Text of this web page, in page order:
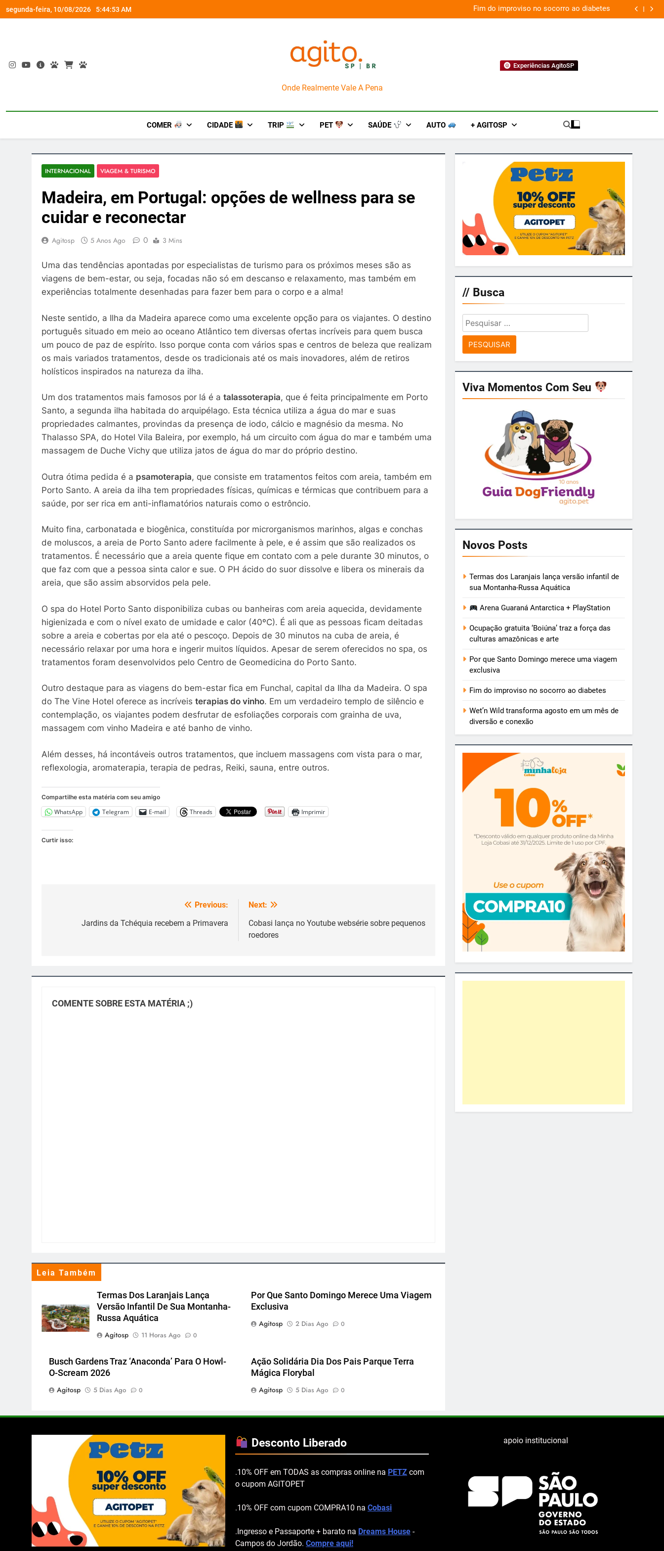
to
segunda-feira, 10/08/2026 5:44:54 AM
amazônicas e arte Fim do improviso no socorro ao diabetes
AgitoSP
Onde Realmente Vale A Pena
Experiências AgitoSP
COMER CIDADE TRIP PET SAÚDE AUTO + AGITOSP
INTERNACIONAL VIAGEM & TURISMO
Madeira, em Portugal: opções de wellness para se
cuidar e reconectar
Agitosp 5 Anos Ago 0 3 Mins
Uma das tendências apontadas por especialistas de turismo para os próximos meses são as
viagens de bem-estar, ou seja, focadas não só em descanso e relaxamento, mas também em
experiências totalmente desenhadas para fazer bem para o corpo e a alma!
Neste sentido, a Ilha da Madeira aparece como uma excelente opção para os viajantes. O destino
português situado em meio ao oceano Atlântico tem diversas ofertas incríveis para quem busca
um pouco de paz de espírito. Isso porque conta com vários spas e centros de beleza que realizam
os mais variados tratamentos, desde os tradicionais até os mais inovadores, além de retiros
holísticos inspirados na natureza da ilha.
Um dos tratamentos mais famosos por lá é a talassoterapia, que é feita principalmente em Porto
Santo, a segunda ilha habitada do arquipélago. Esta técnica utiliza a água do mar e suas
propriedades calmantes, provindas da presença de iodo, cálcio e magnésio da mesma. No
Thalasso SPA, do Hotel Vila Baleira, por exemplo, há um circuito com água do mar e também uma
massagem de Duche Vichy que utiliza jatos de água do mar do próprio destino.
Outra ótima pedida é a psamoterapia, que consiste em tratamentos feitos com areia, também em
Porto Santo. A areia da ilha tem propriedades físicas, químicas e térmicas que contribuem para a
saúde, por ser rica em anti-inflamatórios naturais como o estrôncio.
Muito fina, carbonatada e biogênica, constituída por microrganismos marinhos, algas e conchas
de moluscos, a areia de Porto Santo adere facilmente à pele, e é assim que são realizados os
tratamentos. É necessário que a areia quente fique em contato com a pele durante 30 minutos, o
que faz com que a pessoa sinta calor e sue. O PH ácido do suor dissolve e libera os minerais da
areia, que são assim absorvidos pela pele.
O spa do Hotel Porto Santo disponibiliza cubas ou banheiras com areia aquecida, devidamente
higienizada e com o nível exato de umidade e calor (40ºC). É ali que as pessoas ficam deitadas
sobre a areia e cobertas por ela até o pescoço. Depois de 30 minutos na cuba de areia, é
necessário relaxar por uma hora e ingerir muitos líquidos. Apesar de serem oferecidos no spa, os
tratamentos foram desenvolvidos pelo Centro de Geomedicina do Porto Santo.
Outro destaque para as viagens do bem-estar fica em Funchal, capital da Ilha da Madeira. O spa
do The Vine Hotel oferece as incríveis terapias do vinho. Em um verdadeiro templo de silêncio e
contemplação, os viajantes podem desfrutar de esfoliações corporais com grainha de uva,
massagem com vinho Madeira e até banho de vinho.
Além desses, há incontáveis outros tratamentos, que incluem massagens com vista para o mar,
reflexologia, aromaterapia, terapia de pedras, Reiki, sauna, entre outros.
Compartilhe esta matéria com seu amigo
WhatsApp Telegram E-mail Threads Imprimir
Curtir isso:
Previous:
Jardins da Tchéquia recebem a Primavera
Next:
Cobasi lança no Youtube websérie sobre pequenos
roedores
COMENTE SOBRE ESTA MATÉRIA ;)
Leia Também
Termas Dos Laranjais Lança
Versão Infantil De Sua Montanha-
Russa Aquática
Agitosp
11 Horas Ago 0
Por Que Santo Domingo Merece Uma Viagem
Exclusiva
Agitosp
2 Dias Ago 0
Busch Gardens Traz ‘Anaconda’ Para O Howl-
O-Scream 2026
Agitosp
5 Dias Ago 0
Ação Solidária Dia Dos Pais Parque Terra
Mágica Florybal
Agitosp
5 Dias Ago 0
// Busca
Pesquisar
por:
Viva Momentos Com Seu
Novos Posts
Termas dos Laranjais lança versão infantil de
sua Montanha-Russa Aquática
Arena Guaraná Antarctica + PlayStation
Ocupação gratuita ‘Boiúna’ traz a força das
culturas amazônicas e arte
Por que Santo Domingo merece uma viagem
exclusiva
Fim do improviso no socorro ao diabetes
Wet’n Wild transforma agosto em um mês de
diversão e conexão
Desconto Liberado
.10% OFF em TODAS as compras online na PETZ com
o cupom AGITOPET
.10% OFF com cupom COMPRA10 na Cobasi
.Ingresso e Passaporte + barato na Dreams House -
Campos do Jordão. Compre aqui!
apoio institucional